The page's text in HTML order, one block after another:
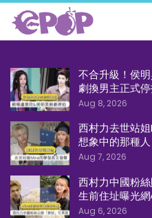
不合升級！侯
劇換男主正式停
Aug 8, 2026
西村力去世站
想象中的那種人
Aug 7, 2026
西村力中國粉
生前住址曝光網
Aug 6, 2026